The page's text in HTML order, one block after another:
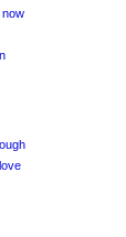
now